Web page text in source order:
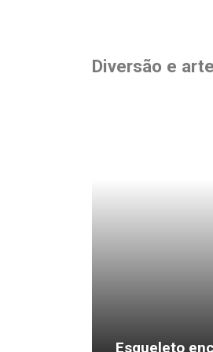
Diversão e arte
Diversão e arte
Esqueleto